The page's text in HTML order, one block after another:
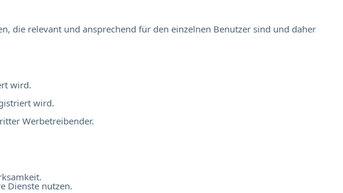
die relevant und ansprechend für den einzelnen Benutzer sind und daher
wird.
wird.
Werbetreibender.
Dienste nutzen.